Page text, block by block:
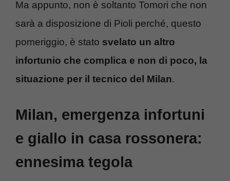
Ma appunto, non è soltanto Tomori che non
sarà a disposizione di Pioli perché, questo
pomeriggio, è stato svelato un altro
infortunio che complica e non di poco, la
situazione per il tecnico del Milan.
Milan, emergenza infortuni
e giallo in casa rossonera:
ennesima tegola